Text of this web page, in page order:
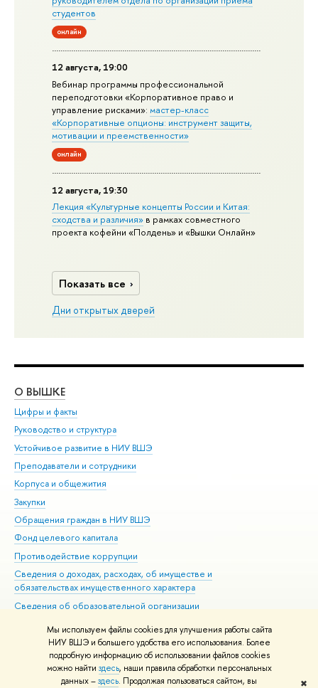
Мы используем файлы cookies для улучшения работы сайта
НИУ ВШЭ и большего удобства его использования. Более
подробную информацию об использовании файлов cookies
можно найти здесь, наши правила обработки персональных
данных –здесь. Продолжая пользоваться сайтом, вы ✖
студентов
онлайн
12 августа, 19:00
Вебинар программы профессиональной
переподготовки «Корпоративное право и
управление рисками»:мастер-класс
«Корпоративные опционы: инструмент защиты,
мотивации и преемственности»
онлайн
12 августа, 19:30
Лекция «Культурные концепты России и Китая:
сходства и различия» в рамках совместного
проекта кофейни «Полдень» и «Вышки Онлайн»
Показать все
Дни открытых дверей
О ВЫШКЕ
Цифры и факты
Руководство и структура
Устойчивое развитие в НИУ ВШЭ
Преподаватели и сотрудники
Корпуса и общежития
Закупки
Обращения граждан в НИУ ВШЭ
Фонд целевого капитала
Противодействие коррупции
Сведения о доходах, расходах, об имуществе и
обязательствах имущественного характера
Сведения об образовательной организации
Людям с ограниченными возможностями здоровья
Единая платежная страница
Работа в Вышке